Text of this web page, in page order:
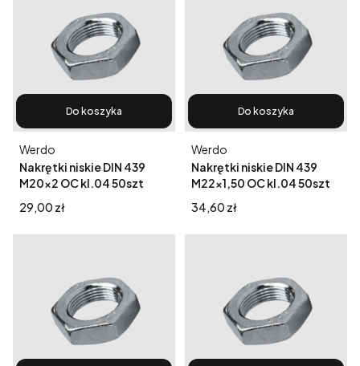
Do koszyka
Nakrętki niskie DIN 439
M20x2 OC kl.04 50szt
Producent
Werdo
Cena
29,00 zł
Do koszyka
Nakrętki niskie DIN 439
M22x1,50 OC kl.04 50szt
Producent
Werdo
Cena
34,60 zł